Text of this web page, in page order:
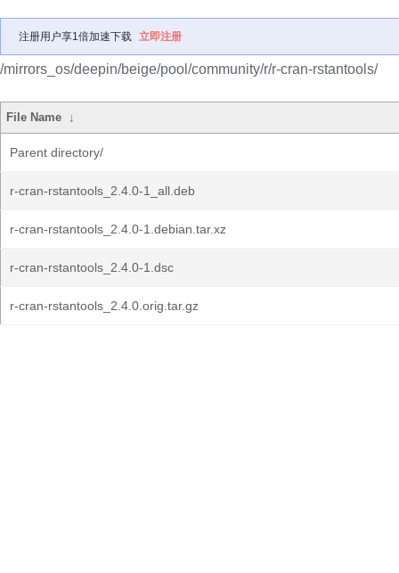
注册用户享1倍加速下载 立即注册
/mirrors_os/deepin/beige/pool/community/r/r-cran-rstantools/
File Name ↓
Parent directory/
r-cran-rstantools_2.4.0-1_all.deb
r-cran-rstantools_2.4.0-1.debian.tar.xz
r-cran-rstantools_2.4.0-1.dsc
r-cran-rstantools_2.4.0.orig.tar.gz